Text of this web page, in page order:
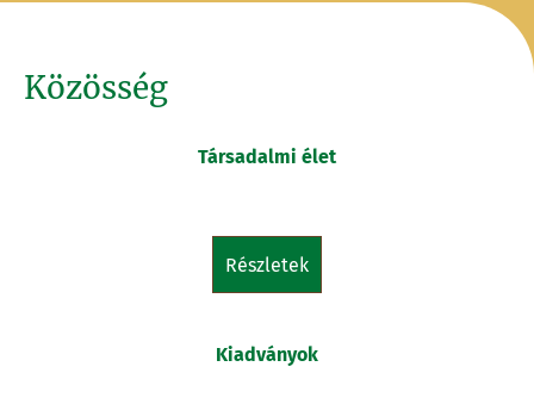
Közösség
Társadalmi élet
részletek
Kiadványok